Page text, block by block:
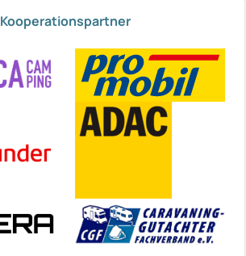
Kooperationspartner